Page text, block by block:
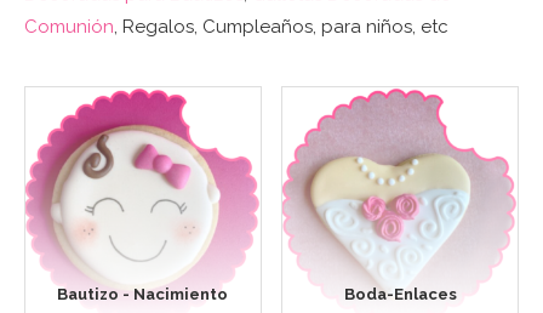
Comunión, Regalos, Cumpleaños, para niños, etc
Bautizo - Nacimiento Boda-Enlaces